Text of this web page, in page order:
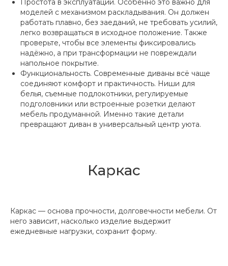
Простота в эксплуатации. Особенно это важно для
моделей с механизмом раскладывания. Он должен
работать плавно, без заеданий, не требовать усилий,
легко возвращаться в исходное положение. Также
проверьте, чтобы все элементы фиксировались
надёжно, а при трансформации не повреждали
напольное покрытие.
Функциональность. Современные диваны всё чаще
соединяют комфорт и практичность. Ниши для
белья, съемные подлокотники, регулируемые
подголовники или встроенные розетки делают
мебель продуманной. Именно такие детали
превращают диван в универсальный центр уюта.
Каркас
Каркас — основа прочности, долговечности мебели. От
него зависит, насколько изделие выдержит
ежедневные нагрузки, сохранит форму.